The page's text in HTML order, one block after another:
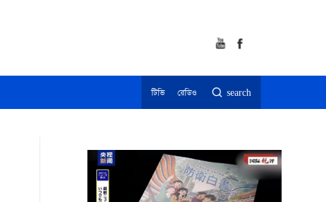
টিভি রেডিও search